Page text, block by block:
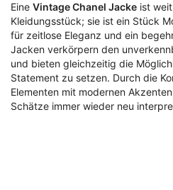
Eine Vintage Chanel Jacke ist
Kleidungsstück; sie ist ein Stück
für zeitlose Eleganz und ein
Jacken verkörpern den
und bieten gleichzeitig die
Statement zu setzen. Durch die
Elementen mit modernen
Schätze immer wieder neu